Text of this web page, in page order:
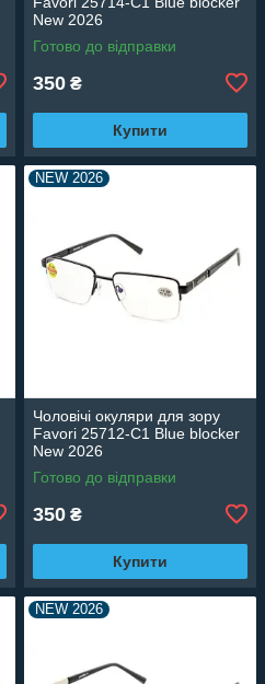
New 2026
Готово до відправки
350 ₴
Купити
NEW 2026
Чоловічі окуляри для зору
Favori 25712-C1 Blue blocker
New 2026
Готово до відправки
350 ₴
Купити
NEW 2026